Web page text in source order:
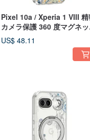
Pixel 10a / Xperia 1 VIII 精
カメラ保護 360 度マグネ
スタンドケース - 真夏の夢
US$ 48.11